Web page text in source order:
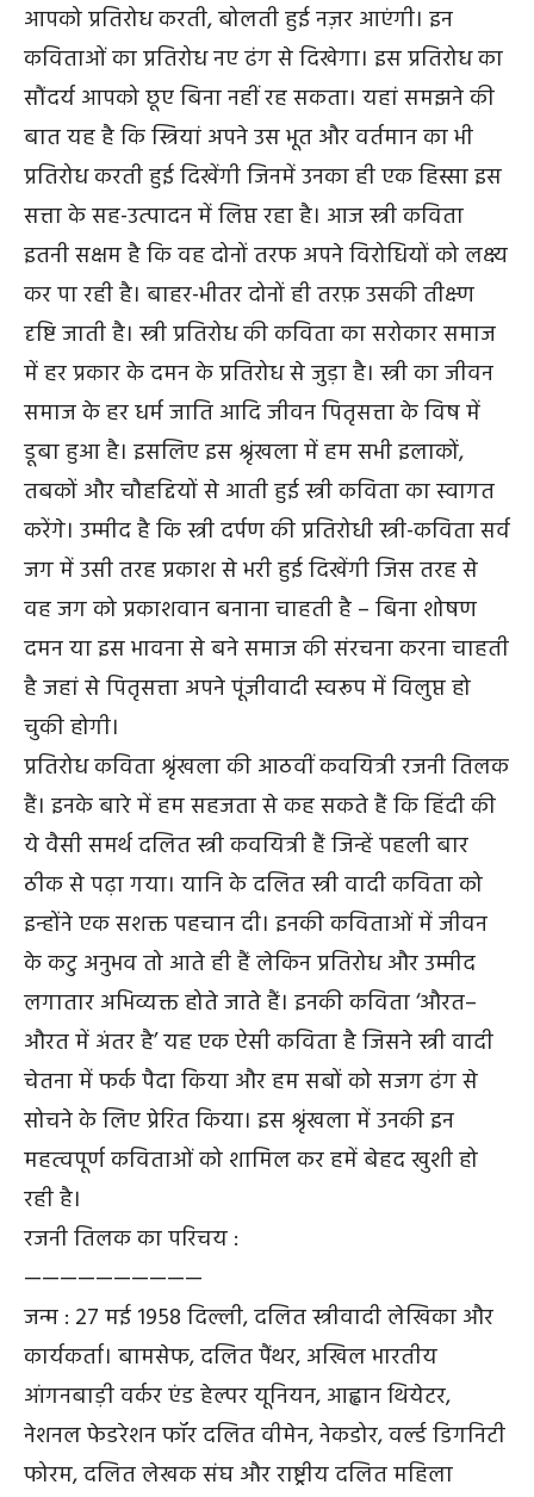
आपको प्रतिरोध करती, बोलती हुई नज़र आएंगी। इन
कविताओं का प्रतिरोध नए ढंग से दिखेगा। इस प्रतिरोध का
सौंदर्य आपको छूए बिना नहीं रह सकता। यहां समझने की
बात यह है कि स्त्रियां अपने उस भूत और वर्तमान का भी
प्रतिरोध करती हुई दिखेंगी जिनमें उनका ही एक हिस्सा इस
सत्ता के सह-उत्पादन में लिप्त रहा है। आज स्त्री कविता
इतनी सक्षम है कि वह दोनों तरफ अपने विरोधियों को लक्ष्य
कर पा रही है। बाहर-भीतर दोनों ही तरफ़ उसकी तीक्ष्ण
दृष्टि जाती है। स्त्री प्रतिरोध की कविता का सरोकार समाज
में हर प्रकार के दमन के प्रतिरोध से जुड़ा है। स्त्री का जीवन
समाज के हर धर्म जाति आदि जीवन पितृसत्ता के विष में
डूबा हुआ है। इसलिए इस श्रृंखला में हम सभी इलाकों,
तबकों और चौहद्दियों से आती हुई स्त्री कविता का स्वागत
करेंगे। उम्मीद है कि स्त्री दर्पण की प्रतिरोधी स्त्री-कविता सर्व
जग में उसी तरह प्रकाश से भरी हुई दिखेंगी जिस तरह से
वह जग को प्रकाशवान बनाना चाहती है – बिना शोषण
दमन या इस भावना से बने समाज की संरचना करना चाहती
है जहां से पितृसत्ता अपने पूंजीवादी स्वरूप में विलुप्त हो
चुकी होगी।
प्रतिरोध कविता श्रृंखला की आठवीं कवयित्री रजनी तिलक
हैं। इनके बारे में हम सहजता से कह सकते हैं कि हिंदी की
ये वैसी समर्थ दलित स्त्री कवयित्री हैं जिन्हें पहली बार
ठीक से पढ़ा गया। यानि के दलित स्त्री वादी कविता को
इन्होंने एक सशक्त पहचान दी। इनकी कविताओं में जीवन
के कटु अनुभव तो आते ही हैं लेकिन प्रतिरोध और उम्मीद
लगातार अभिव्यक्त होते जाते हैं। इनकी कविता ‘औरत–
औरत में अंतर है’ यह एक ऐसी कविता है जिसने स्त्री वादी
चेतना में फर्क पैदा किया और हम सबों को सजग ढंग से
सोचने के लिए प्रेरित किया। इस श्रृंखला में उनकी इन
महत्वपूर्ण कविताओं को शामिल कर हमें बेहद खुशी हो
रही है।
रजनी तिलक का परिचय :
——————————
जन्म : 27 मई 1958 दिल्ली, दलित स्त्रीवादी लेखिका और
कार्यकर्ता। बामसेफ, दलित पैंथर, अखिल भारतीय
आंगनबाड़ी वर्कर एंड हेल्पर यूनियन, आह्वान थियेटर,
नेशनल फेडरेशन फॉर दलित वीमेन, नेकडोर, वर्ल्ड डिगनिटी
फोरम, दलित लेखक संघ और राष्ट्रीय दलित महिला